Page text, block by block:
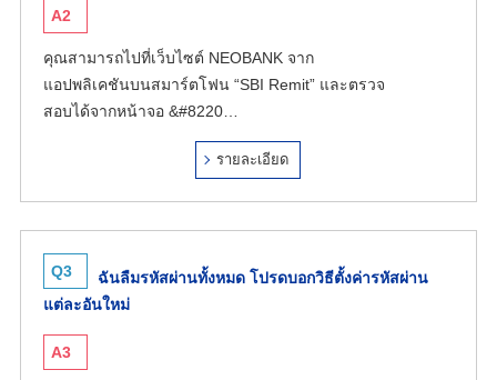
A2
คุณสามารถไปที่เว็บไซต์ NEOBANK จาก
แอปพลิเคชันบนสมาร์ตโฟน “SBI Remit” และตรวจ
สอบได้จากหน้าจอ &#8220…
รายละเอียด
Q3
ฉันลืมรหัสผ่านทั้งหมด โปรดบอกวิธีตั้งค่ารหัสผ่าน
แต่ละอันใหม่
A3